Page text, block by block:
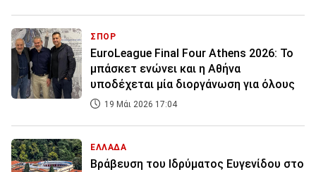
ΣΠΟΡ
EuroLeague Final Four Athens 2026: Το
μπάσκετ ενώνει και η Αθήνα
υποδέχεται μία διοργάνωση για όλους
19 Μάι 2026 17:04
ΕΛΛΑΔΑ
Βράβευση του Ιδρύματος Ευγενίδου στο